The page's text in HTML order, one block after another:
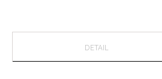
DETAIL